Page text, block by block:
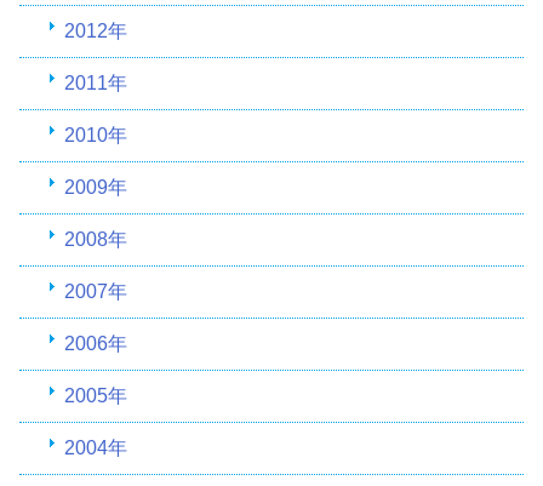
2012年
2011年
2010年
2009年
2008年
2007年
2006年
2005年
2004年